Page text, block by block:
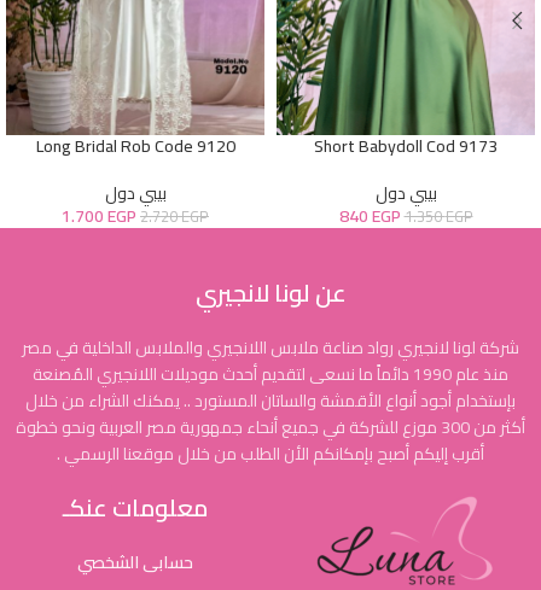
Short Babydoll Cod 9173
بيبي دول
1.350EGP
840EGP
Long Bridal Rob Code 9120
بيبي دول
2.720EGP
1.700EGP
عن لونا لانجيري
شركة لونا لانجيري رواد صناعة ملابس اللانجيري والملابس الداخلية في مصر
منذ عام 1990 دائماً ما نسعى لتقديم أحدث موديلات اللانجيري المُصنعة
بإستخدام أجود أنواع الأقمشة والساتان المستورد .. يمكنك الشراء من خلال
أكثر من 300 موزع للشركة في جميع أنحاء جمهورية مصر العربية ونحو خطوة
أقرب إليكم أصبح بإمكانكم الأن الطلب من خلال موقعنا الرسمي .
معلومات عنكـ
حسابى الشخصي